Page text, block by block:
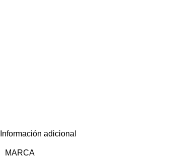
Información adicional
MARCA